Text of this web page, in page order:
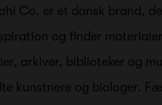
Co. er et dansk brand,
og finder
arkiver, biblioteker og
kunstnere og biologer.